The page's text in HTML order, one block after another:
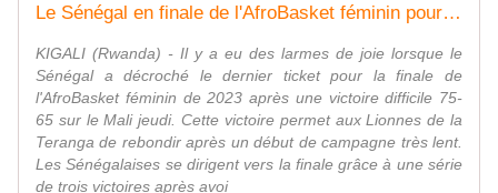
Le Sénégal en finale de l'AfroBasket féminin pour la première fois depuis 2019
KIGALI (Rwanda) - Il y a eu des larmes de joie lorsque le
Sénégal a décroché le dernier ticket pour la finale de
l'AfroBasket féminin de 2023 après une victoire difficile 75-
65 sur le Mali jeudi. Cette victoire permet aux Lionnes de la
Teranga de rebondir après un début de campagne très lent.
Les Sénégalaises se dirigent vers la finale grâce à une série
de trois victoires après avoi